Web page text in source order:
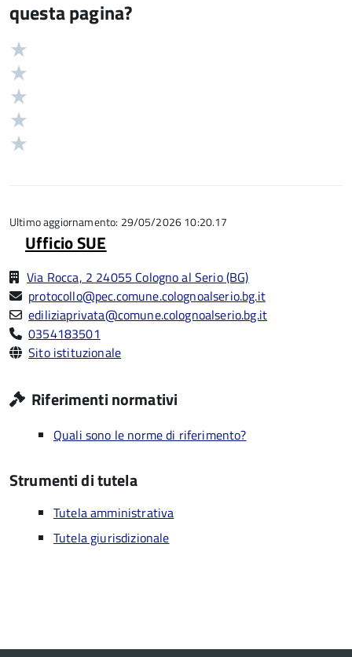
questa pagina?
Valutazione
5
Ultimo aggiornamento: 29/05/2026 10:20.17
Ufficio SUE
Via Rocca, 2 24055 Cologno al Serio (BG)
protocollo@pec.comune.colognoalserio.bg.it
ediliziaprivata@comune.colognoalserio.bg.it
0354183501
Sito istituzionale
Riferimenti normativi
Quali sono le norme di riferimento?
Strumenti di tutela
Tutela amministrativa
Tutela giurisdizionale